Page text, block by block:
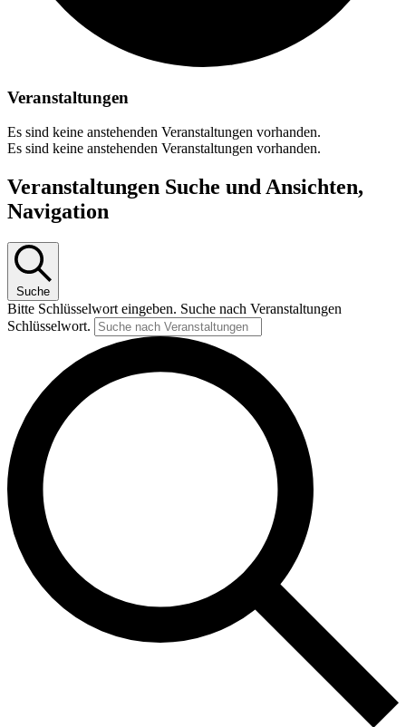
Veranstaltungen
Es sind keine anstehenden Veranstaltungen vorhanden.
Es sind keine anstehenden Veranstaltungen vorhanden.
Veranstaltungen Suche und Ansichten,
Navigation
Suche
Bitte Schlüsselwort eingeben. Suche nach Veranstaltungen
Schlüsselwort.